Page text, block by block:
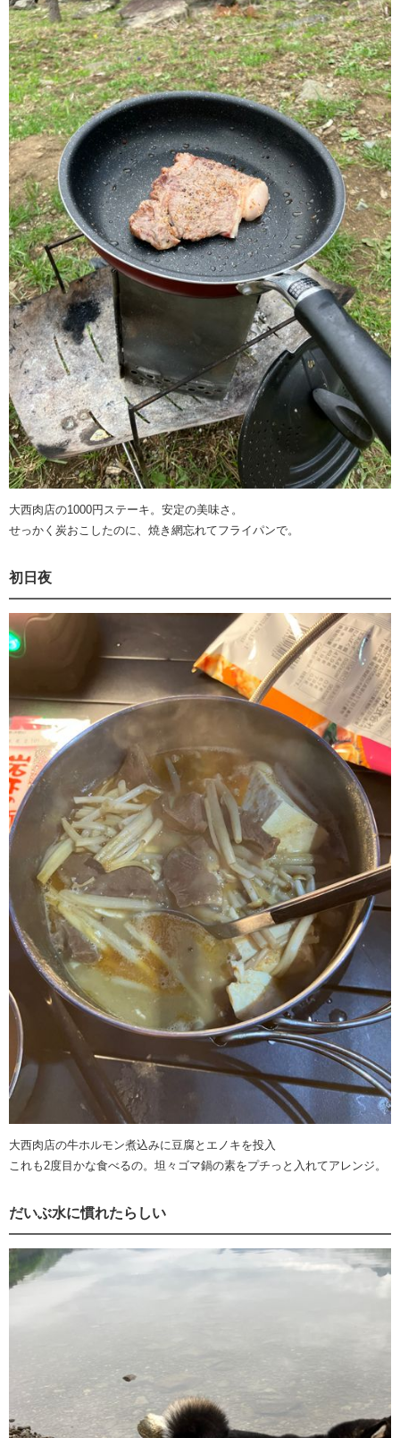
大西肉店の1000円ステーキ。安定の美味さ。
せっかく炭おこしたのに、焼き網忘れてフライパンで。
初日夜
大西肉店の牛ホルモン煮込みに豆腐とエノキを投入
これも2度目かな食べるの。坦々ゴマ鍋の素をプチっと入れてアレンジ。
だいぶ水に慣れたらしい